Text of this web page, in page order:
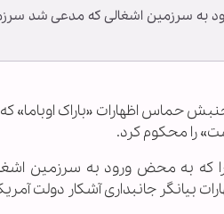
به سرزمین اشغالی که مدعی شد
حماس اظهارات «باراک اوباما»
را محکوم کرد.
را که به محض ورود به سرزمین
بیانگر جانبداری آشکار دولت